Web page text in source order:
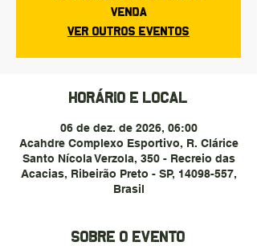
venda
Ver outros eventos
Horário e local
06 de dez. de 2026, 06:00
Acahdre Complexo Esportivo, R. Clárice
Santo Nícola Verzola, 350 - Recreio das
Acacias, Ribeirão Preto - SP, 14098-557,
Brasil
Sobre o evento